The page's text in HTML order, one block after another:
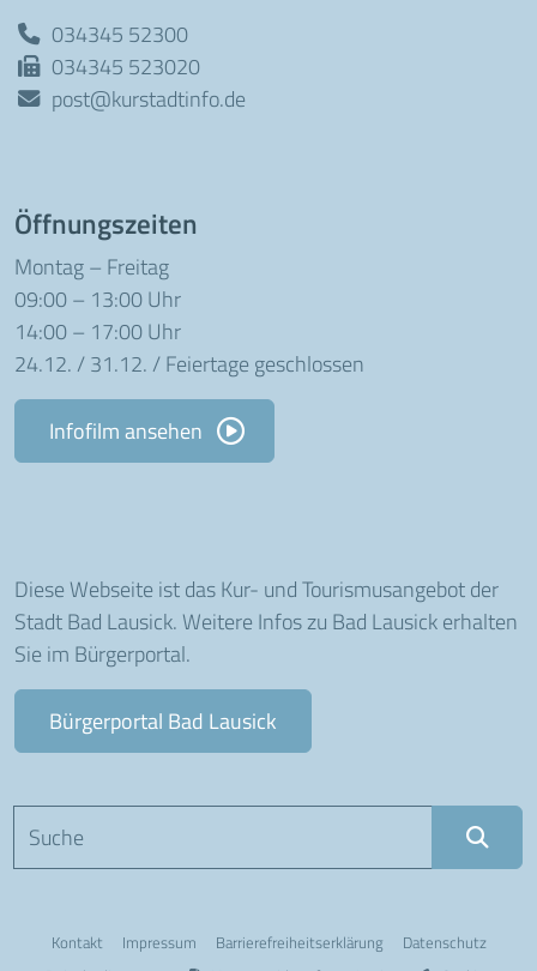
034345 52300
034345 523020
post@kurstadtinfo.de
Öffnungszeiten
Montag – Freitag
09:00 – 13:00 Uhr
14:00 – 17:00 Uhr
24.12. / 31.12. / Feiertage geschlossen
Infofilm ansehen
Diese Webseite ist das Kur- und Tourismusangebot der
Stadt Bad Lausick. Weitere Infos zu Bad Lausick erhalten
Sie im Bürgerportal.
Bürgerportal Bad Lausick
Kontakt Impressum Barriere­freiheits­erklärung
Datenschutz